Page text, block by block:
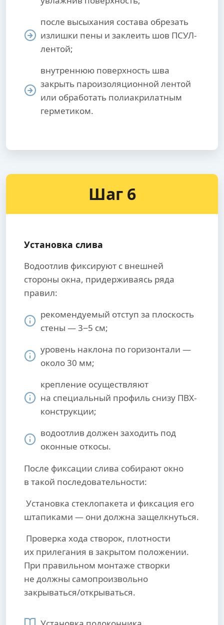
после высыхания состава обрезать
излишки пены и заклеить шов ПСУЛ-
лентой;
внутреннюю поверхность шва
закрыть пароизоляционной лентой
или обработать полиакрилатным
герметиком.
Шаг 6
Установка слива
Водоотлив фиксируют с внешней
стороны окна, придерживаясь ряда
правил:
рекомендуемый отступ за плоскость
стены — 3−5 см;
уровень наклона по горизонтали —
около 30 мм;
крепление осуществляют
на специальный профиль снизу ПВХ-
конструкции;
водоотлив должен заходить под
оконные откосы.
После фиксации слива собирают окно
в такой последовательности:
Установка стеклопакета и фиксация его
штапиками — они должна защелкнуться.
Проверка хода створок, плотности
их прилегания в закрытом положении.
При правильном монтаже створки
не должны самопроизвольно
закрываться/открываться.